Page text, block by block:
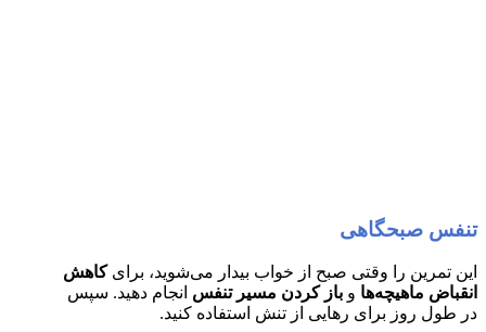
تنفس صبحگاهی
این تمرین را وقتی صبح از خواب بیدار می‌شوید، برایکاهش
انقباض ماهیچه‌ها و باز کردن مسیر تنفس انجام دهید. سپس
در طول روز برای رهایی از تنش استفاده کنید.